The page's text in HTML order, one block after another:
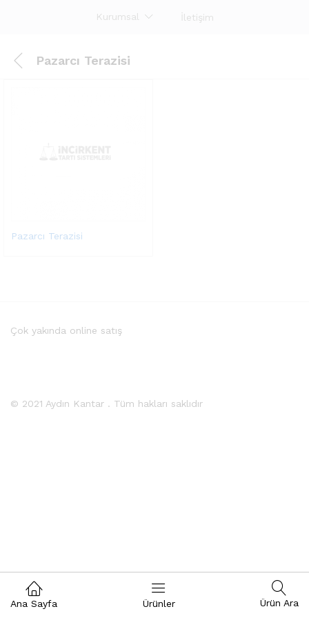
Kurumsal İletişim
Pazarcı Terazisi
Pazarcı Terazisi
© 2021 Aydın Kantar . Tüm hakları saklıdır
Çok yakında online satış
Ana Sayfa Ürünler Ürün Ara